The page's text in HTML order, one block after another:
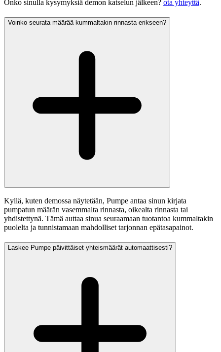
Onko sinulla kysymyksiä demon katselun jälkeen? ota yhteyttä.
Voinko seurata määrää kummaltakin rinnasta erikseen?
Kyllä, kuten demossa näytetään, Pumpe antaa sinun kirjata
pumpatun määrän vasemmalta rinnasta, oikealta rinnasta tai
yhdistettynä. Tämä auttaa sinua seuraamaan tuotantoa kummaltakin
puolelta ja tunnistamaan mahdolliset tarjonnan epätasapainot.
Laskee Pumpe päivittäiset yhteismäärät automaattisesti?